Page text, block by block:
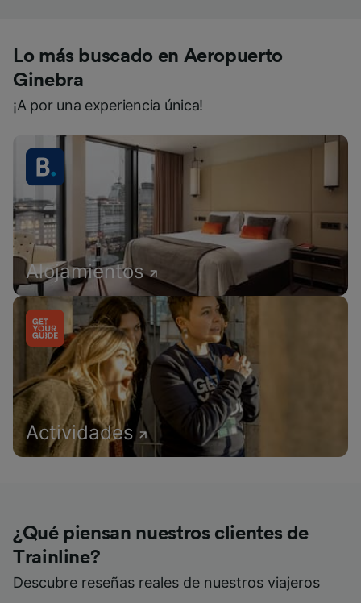
Lo más buscado en Aeropuerto
Ginebra
¡A por una experiencia única!
Alojamientos
Actividades
¿Qué piensan nuestros clientes de
Trainline?
Descubre reseñas reales de nuestros viajeros